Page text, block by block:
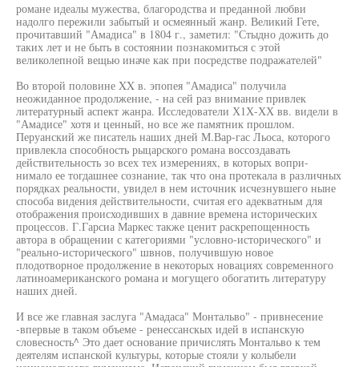
романе идеалы мужества, благородства и преданной любви
надолго пережили забытый и осмеянный жанр. Великий Гете,
прочитавший "Амадиса" в 1804 г., заметил: "Стыдно дожить до
таких лет и не быть в состоянии познакомиться с этой
великолепной вещью иначе как при посредстве подражателей"
Во второй половине XX в. эпопея "Амадиса" получила
неожиданное продолжение, - на сей раз внимание привлек
литературный аспект жанра. Исследователи Х1Х-ХХ вв. видели в
"Амадисе" хотя и ценный, но все же памятник прошлом.
Перуанский же писатель наших дней М.Вар-гас Льоса, которого
привлекла способность рыцарского романа воссоздавать
действительность зо всех тех измерениях, в которых вопри-
нимало ее тогдашнее сознание, так что она протекала в различных
порядках реальности, увидел в нем источник исчезнувшего ныне
способа видения действительности, считая его адекватным для
отображения происходивших в давние времена исторических
процессов. Г.Гарсиа Маркес также ценит раскрепощенность
автора в обращении с категориями "условно-исторического" и
"реально-исторического" швнов, получившую новое
плодотворное продолжение в некоторых новациях современного
латиноамериканского романа и могущего обогатить литературу
наших дней.
И все же главная заслуга "Амадаса" Монтальво" - привнесение
-впервые в таком объеме - ренессанскых идей в испанскую
словесность^ Это дает основание причислять Монтальво к тем
деятелям испанской культуры, которые стояли у колыбели